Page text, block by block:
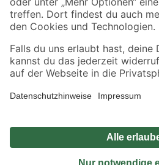
Alle Preisangaben in EUR inkl. gesetzl. MwSt.. Die
Umständen nicht in allen Märkten verfügbar. Die
Produkte nur solange der Vorrat reicht.
*Paketversand ab 59 € versandkostenfrei, gilt nicht
Privatsphäre
Nutzungsbedingungen
Widerrufsrecht